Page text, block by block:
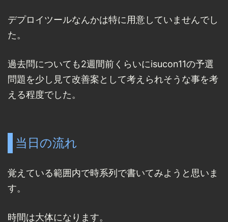
デプロイツールなんかは特に用意していませんでし
た。
過去問についても2週間前くらいにisucon11の予選
問題を少し見て改善案として考えられそうな事を考
える程度でした。
当日の流れ
覚えている範囲内で時系列で書いてみようと思いま
す。
時間は大体になります。